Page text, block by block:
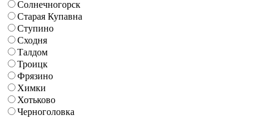
Солнечногорск
Старая Купавна
Ступино
Сходня
Талдом
Троицк
Фрязино
Химки
Хотьково
Черноголовка